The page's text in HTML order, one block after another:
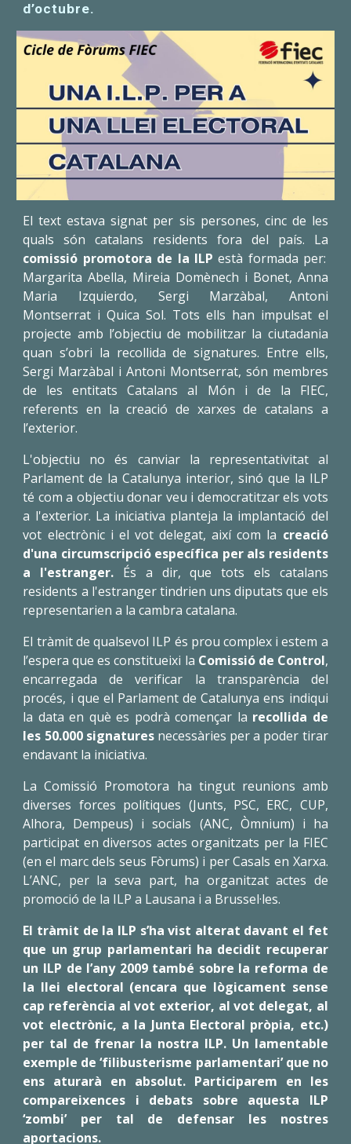
d’octubre.
El text estava signat per sis persones, cinc de les
quals són catalans residents fora del país. La
comissió promotora de la ILP està formada per:
Margarita Abella, Mireia Domènech i Bonet, Anna
Maria Izquierdo, Sergi Marzàbal, Antoni
Montserrat i Quica Sol. Tots ells han impulsat el
projecte amb l’objectiu de mobilitzar la ciutadania
quan s’obri la recollida de signatures. Entre ells,
Sergi Marzàbal i Antoni Montserrat, són membres
de les entitats Catalans al Món i de la FIEC,
referents en la creació de xarxes de catalans a
l’exterior.
L'objectiu no és canviar la representativitat al
Parlament de la Catalunya interior, sinó que la ILP
té com a objectiu donar veu i democratitzar els vots
a l'exterior. La iniciativa planteja la implantació del
vot electrònic i el vot delegat, així com la creació
d'una circumscripció específica per als residents
a l'estranger. És a dir, que tots els catalans
residents a l'estranger tindrien uns diputats que els
representarien a la cambra catalana.
El tràmit de qualsevol ILP és prou complex i estem a
l’espera que es constitueixi la Comissió de Control,
encarregada de verificar la transparència del
procés, i que el Parlament de Catalunya ens indiqui
la data en què es podrà començar la recollida de
les 50.000 signaturesnecessàries per a poder tirar
endavant la iniciativa.
La Comissió Promotora ha tingut reunions amb
diverses forces polítiques (Junts, PSC, ERC, CUP,
Alhora, Dempeus) i socials (ANC, Òmnium) i ha
participat en diversos actes organitzats per la FIEC
(en el marc dels seus Fòrums) i per Casals en Xarxa.
L’ANC, per la seva part, ha organitzat actes de
promoció de la ILP a Lausana i a Brussel·les.
El tràmit de la ILP s’ha vist alterat davant el fet
que un grup parlamentari ha decidit recuperar
un ILP de l’any 2009 també sobre la reforma de
la llei electoral (encara que lògicament sense
cap referència al vot exterior, al vot delegat, al
vot electrònic, a la Junta Electoral pròpia, etc.)
per tal de frenar la nostra ILP. Un lamentable
exemple de ‘filibusterisme parlamentari’ que no
ens aturarà en absolut. Participarem en les
compareixences i debats sobre aquesta ILP
‘zombi’ per tal de defensar les nostres
aportacions.